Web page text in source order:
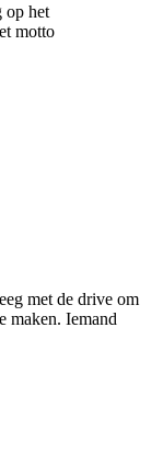
op het
motto
met de drive om
maken. Iemand